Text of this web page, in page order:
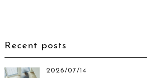
Recent posts
2026/07/14